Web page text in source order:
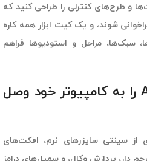
و طرح‌های کنترلی را طراحی کنید که
شوند، و یک کیت ابزار همه کاره
سبک‌ها، مراحل و استودیوها فراهم
کنترلر نرم افزار APC64 را به کامپیوتر خود وصل
از سینتی سایزرهای نرم، افکت‌های